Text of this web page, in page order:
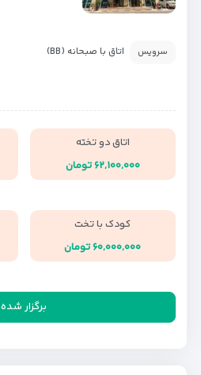
سرویس اتاق با صبحانه (BB)
اتاق دو تخته
۶۲,۱۰۰,۰۰۰ تومان
کودک با تخت
۶۰,۰۰۰,۰۰۰ تومان
برگزار شده